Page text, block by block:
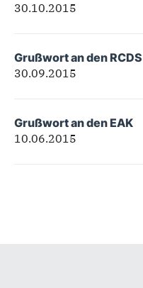
30.10.2015
Grußwort an den RCDS
30.09.2015
Grußwort an den EAK
10.06.2015